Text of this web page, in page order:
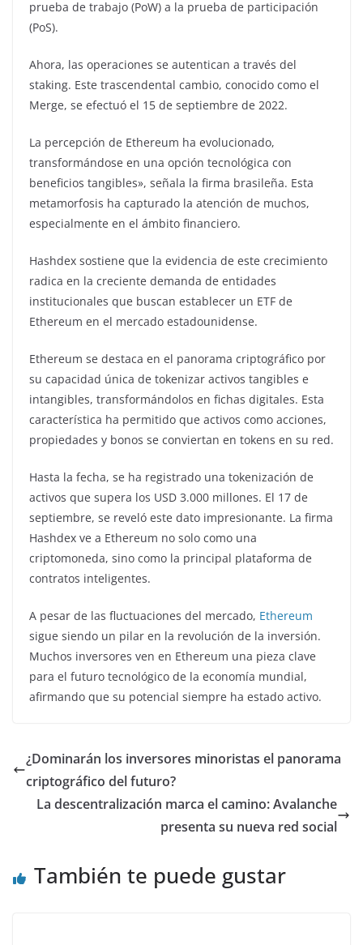
prueba de trabajo (PoW) a la prueba de participación
(PoS).
Ahora, las operaciones se autentican a través del
staking. Este trascendental cambio, conocido como el
Merge, se efectuó el 15 de septiembre de 2022.
La percepción de Ethereum ha evolucionado,
transformándose en una opción tecnológica con
beneficios tangibles», señala la firma brasileña. Esta
metamorfosis ha capturado la atención de muchos,
especialmente en el ámbito financiero.
Hashdex sostiene que la evidencia de este crecimiento
radica en la creciente demanda de entidades
institucionales que buscan establecer un ETF de
Ethereum en el mercado estadounidense.
Ethereum se destaca en el panorama criptográfico por
su capacidad única de tokenizar activos tangibles e
intangibles, transformándolos en fichas digitales. Esta
característica ha permitido que activos como acciones,
propiedades y bonos se conviertan en tokens en su red.
Hasta la fecha, se ha registrado una tokenización de
activos que supera los USD 3.000 millones. El 17 de
septiembre, se reveló este dato impresionante. La firma
Hashdex ve a Ethereum no solo como una
criptomoneda, sino como la principal plataforma de
contratos inteligentes.
A pesar de las fluctuaciones del mercado, Ethereum
sigue siendo un pilar en la revolución de la inversión.
Muchos inversores ven en Ethereum una pieza clave
para el futuro tecnológico de la economía mundial,
afirmando que su potencial siempre ha estado activo.
¿Dominarán los inversores minoristas el panorama
criptográfico del futuro?
La descentralización marca el camino: Avalanche
presenta su nueva red social
También te puede gustar